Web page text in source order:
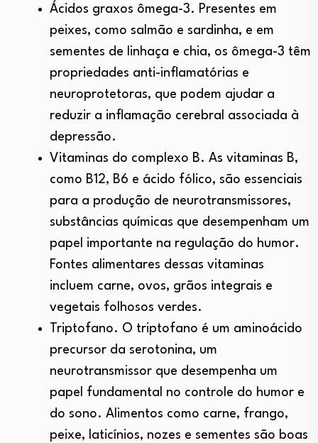
Ácidos graxos ômega-3. Presentes em
peixes, como salmão e sardinha, e em
sementes de linhaça e chia, os ômega-3 têm
propriedades anti-inflamatórias e
neuroprotetoras, que podem ajudar a
reduzir a inflamação cerebral associada à
depressão.
Vitaminas do complexo B. As vitaminas B,
como B12, B6 e ácido fólico, são essenciais
para a produção de neurotransmissores,
substâncias químicas que desempenham um
papel importante na regulação do humor.
Fontes alimentares dessas vitaminas
incluem carne, ovos, grãos integrais e
vegetais folhosos verdes.
Triptofano. O triptofano é um aminoácido
precursor da serotonina, um
neurotransmissor que desempenha um
papel fundamental no controle do humor e
do sono. Alimentos como carne, frango,
peixe, laticínios, nozes e sementes são boas